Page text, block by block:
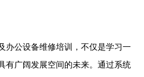
办公设备维修培训，不仅是学习一
有广阔发展空间的未来。通过系统